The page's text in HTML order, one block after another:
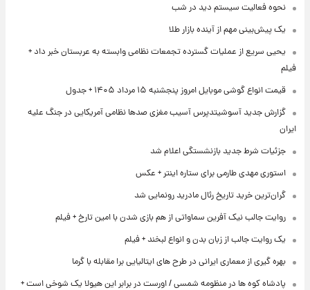
نحوه فعالیت سیستم دید در شب
یک پیش‌بینی مهم از آینده بازار طلا
یحیی سریع از عملیات گسترده تجمعات نظامی وابسته به عربستان خبر داد +
فیلم
قیمت انواع گوشی موبایل امروز پنجشنبه ۱۵ مرداد ۱۴۰۵ + جدول
گزارش جدید آسوشیتدپرس آسیب مغزی صدها نظامی آمریکایی در جنگ علیه
ایران
جزئیات شرط جدید بازنشستگی اعلام شد
استوری مهدی طارمی برای ستاره اینتر + عکس
گران‌ترین خرید تاریخ رئال مادرید رونمایی شد
روایت جالب نیک آفرین سماواتی از هم بازی شدن با امین تارخ + فیلم
یک روایت جالب از زبان بدن و انواع لبخند + فیلم
بهره گیری از معماری ایرانی در طرح های ایتالیایی برا مقابله با گرما
پادشاه کوه ها در منظومه شمسی / اورست در برابر این هیولا یک شوخی است +